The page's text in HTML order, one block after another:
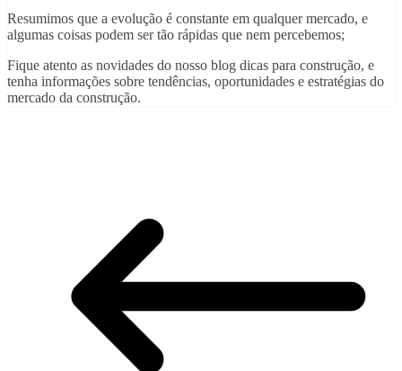
Resumimos que a evolução é constante em qualquer mercado, e
algumas coisas podem ser tão rápidas que nem percebemos;
Fique atento as novidades do nosso blog dicas para construção, e
tenha informações sobre tendências, oportunidades e estratégias do
mercado da construção.